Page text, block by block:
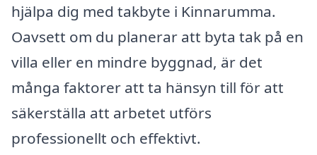
hjälpa dig med takbyte i Kinnarumma.
Oavsett om du planerar att byta tak på en
villa eller en mindre byggnad, är det
många faktorer att ta hänsyn till för att
säkerställa att arbetet utförs
professionellt och effektivt.